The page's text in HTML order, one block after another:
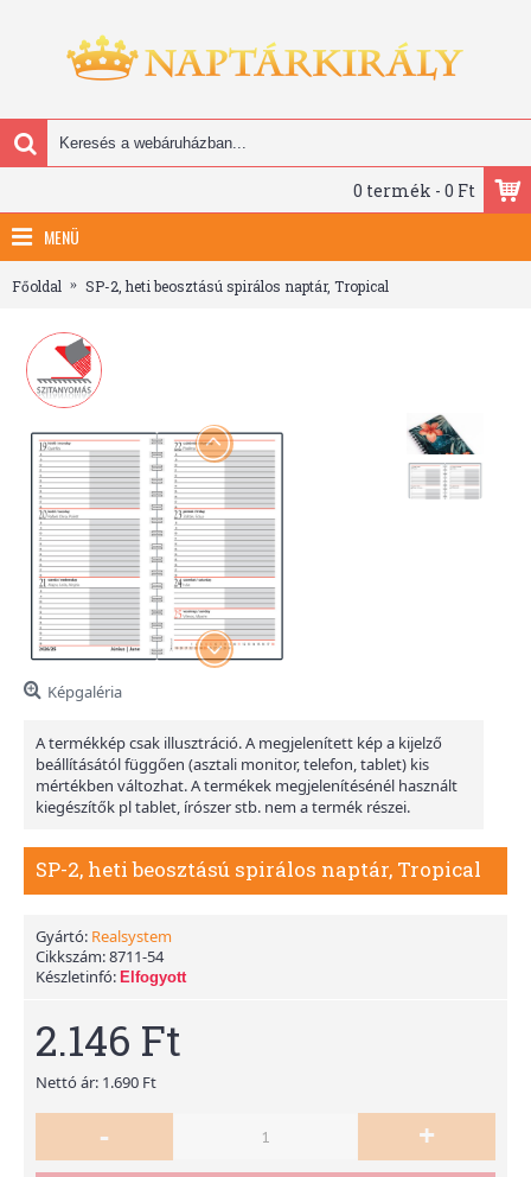
0 termék - 0 Ft
MENÜ
Főoldal SP-2, heti beosztású spirálos naptár, Tropical
Képgaléria
A termékkép csak illusztráció. A megjelenített kép a kijelző
beállításától függően (asztali monitor, telefon, tablet) kis
mértékben változhat. A termékek megjelenítésénél használt
kiegészítők pl tablet, írószer stb. nem a termék részei.
SP-2, heti beosztású spirálos naptár, Tropical
Gyártó: Realsystem
Cikkszám:8711-54
Készletinfó: Elfogyott
2.146 Ft
Nettó ár: 1.690 Ft
- +